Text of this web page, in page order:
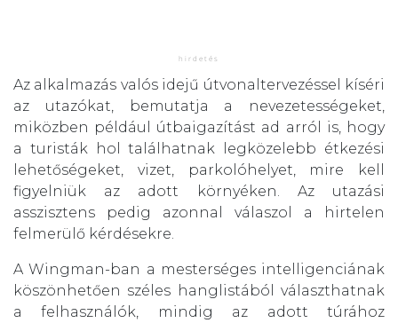
Az alkalmazás valós idejű útvonaltervezéssel kíséri
az utazókat, bemutatja a nevezetességeket,
miközben például útbaigazítást ad arról is, hogy
a turisták hol találhatnak legközelebb étkezési
lehetőségeket, vizet, parkolóhelyet, mire kell
figyelniük az adott környéken. Az utazási
asszisztens pedig azonnal válaszol a hirtelen
felmerülő kérdésekre.
A Wingman-ban a mesterséges intelligenciának
köszönhetően széles hanglistából választhatnak
a felhasználók, mindig az adott túrához